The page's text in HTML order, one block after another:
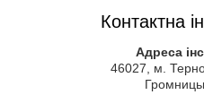
Контактна
Адреса
46027, м.